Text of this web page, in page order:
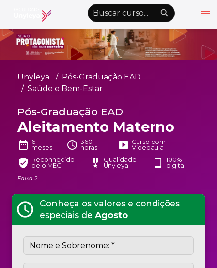
menu
emoji_objectsAlto Contraste nights_stay wb_sunny
Graduação EAD
Pós-Graduação EAD
Atualização Profissional
Conheça a Unyleyakeyboard_arrow_down
Alianças Acadêmicas
Convênioskeyboard_arrow_down
UnyVantagens
personÁrea do Aluno schoolQuero ser Aluno
Unyleya
Pós-Graduação EAD
Saúde e Bem-Estar
Pós-Graduação EAD
Aleitamento Materno
date_range 6
meses
schedule 360
horas
smart_display Curso com
Vídeoaula
verified_user Reconhecido
pelo MEC
military_tech
Qualidade
Unyleya
phone_android
100%
digital
Faixa 2
schedule
Conheça os valores e condições
especiais de Agosto